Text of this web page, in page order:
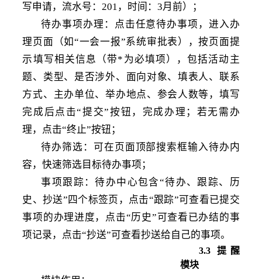
写申请，流水号：201，时间：3月前）；
待办事项办理：点击任意待办事项，进入办
理页面（如“一会一报”系统审批表），按页面提
示填写相关信息（带*为必填项），包括活动主
题、类型、是否涉外、面向对象、填表人、联系
方式、主办单位、举办地点、参会人数等，填写
完成后点击“提交”按钮，完成办理；若无需办
理，点击“终止”按钮；
待办筛选：可在页面顶部搜索框输入待办内
容，快速筛选目标待办事项；
事项跟踪：待办中心包含“待办、跟踪、历
史、抄送”四个标签页，点击“跟踪”可查看已提交
事项的办理进度，点击“历史”可查看已办结的事
项记录，点击“抄送”可查看抄送给自己的事项。
3.3 提醒
模块